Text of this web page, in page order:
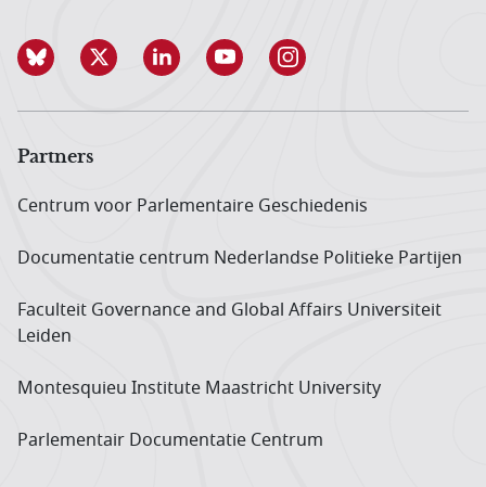
Partners
Centrum voor Parlementaire Geschiedenis
Documentatie centrum Neder­landse Politieke Partijen
Faculteit Governance and Global Affairs Universiteit
Leiden
Montesquieu Institute Maastricht University
Parlementair Documentatie Centrum